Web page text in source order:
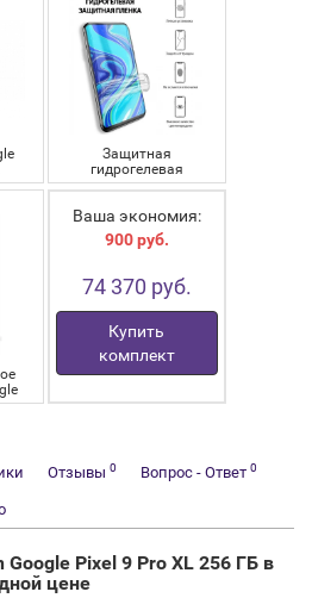
Защитная
гидрогелевая
пленка для
790руб.
Ваша экономия:
900руб.
74 370 руб.
Купить
комплект
Отзывы 0 Вопрос - Ответ 0
Google Pixel 9 Pro XL 256 ГБ в
цене